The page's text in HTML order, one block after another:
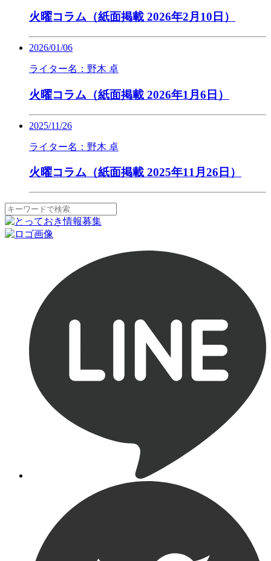
火曜コラム（紙面掲載 2026年2月10日）
2026/01/06
ライター名：野木 卓
火曜コラム（紙面掲載 2026年1月6日）
2025/11/26
ライター名：野木 卓
火曜コラム（紙面掲載 2025年11月26日）